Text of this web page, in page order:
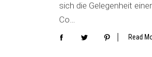
sich die Gelegenheit
Co…
Read